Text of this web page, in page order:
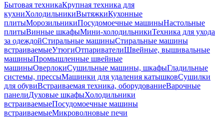
Бытовая техникаКрупная техника для
кухниХолодильникиВытяжкиКухонные
плитыМорозильникиПосудомоечные машиныНастольные
плитыВинные шкафыМини-холодильникиТехника для ухода
за одеждойСтиральные машиныСтиральные машины
встраиваемыеУтюгиОтпаривателиШвейные, вышивальные
машиныПромышленные швейные
машиныОверлокиСушильные машины, шкафыГладильные
системы, прессыМашинки для удаления катышковСушилки
для обувиВстраиваемая техника, оборудованиеВарочные
панелиДуховые шкафыХолодильники
встраиваемыеПосудомоечные машины
встраиваемыеМикроволновые печи